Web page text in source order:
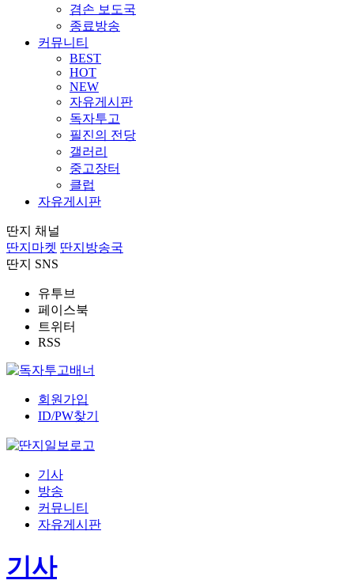
겸손 보도국
종료방송
커뮤니티
BEST
HOT
NEW
자유게시판
독자투고
필진의 전당
갤러리
중고장터
클럽
자유게시판
딴지 채널
딴지마켓 딴지방송국
딴지 SNS
유투브
페이스북
트위터
RSS
회원가입
ID/PW찾기
기사
방송
커뮤니티
자유게시판
기사